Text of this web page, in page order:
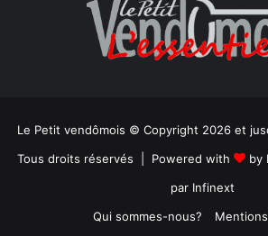
Le Petit vendômois © Copyright 2026 et
Tous droits réservés | Powered with
by
par Infinext
Qui sommes-nous?